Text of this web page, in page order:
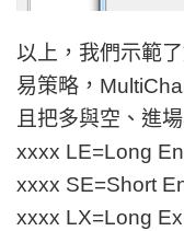
以上，我們示範
易策略，
且把多與空、進
xxxx LE=Long
xxxx SE=Short
xxxx LX=Long